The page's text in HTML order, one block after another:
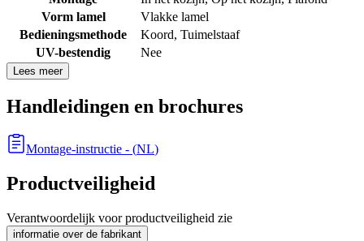
Vorm lamel
Vlakke lamel
Bedieningsmethode
Koord, Tuimelstaaf
UV-bestendig
Nee
Lees meer
Handleidingen en brochures
Montage-instructie - (NL)
Productveiligheid
Verantwoordelijk voor productveiligheid zie
informatie over de fabrikant